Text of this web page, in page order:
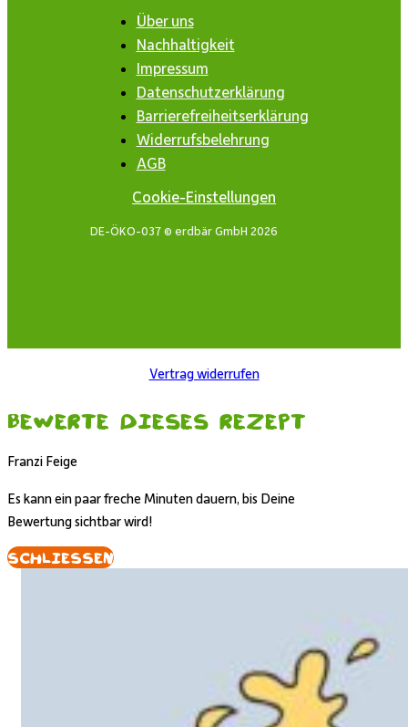
Über uns
Nachhaltigkeit
Impressum
Datenschutzerklärung
Barrierefreiheitserklärung
Widerrufsbelehrung
AGB
Cookie-Einstellungen
DE-ÖKO-037 © erdbär GmbH 2026
Vertrag widerrufen
Bewerte dieses Rezept
Franzi Feige
Es kann ein paar freche Minuten dauern, bis Deine
Bewertung sichtbar wird!
Schliessen